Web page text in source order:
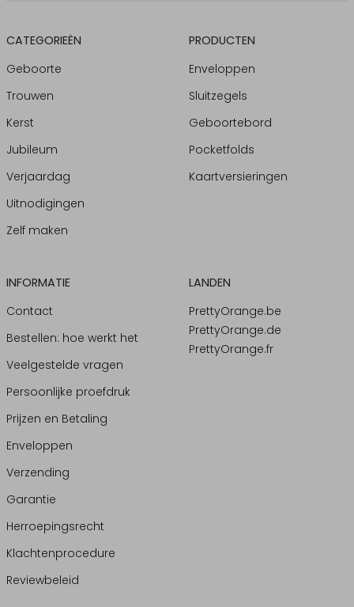
CATEGORIEËN
Geboorte
Trouwen
Kerst
Jubileum
Verjaardag
Uitnodigingen
Zelf maken
PRODUCTEN
Enveloppen
Sluitzegels
Geboortebord
Pocketfolds
Kaartversieringen
INFORMATIE
Contact
Bestellen: hoe werkt het
Veelgestelde vragen
Persoonlijke proefdruk
Prijzen en Betaling
Enveloppen
Verzending
Garantie
Herroepingsrecht
Klachtenprocedure
Reviewbeleid
LANDEN
PrettyOrange.be
PrettyOrange.de
PrettyOrange.fr